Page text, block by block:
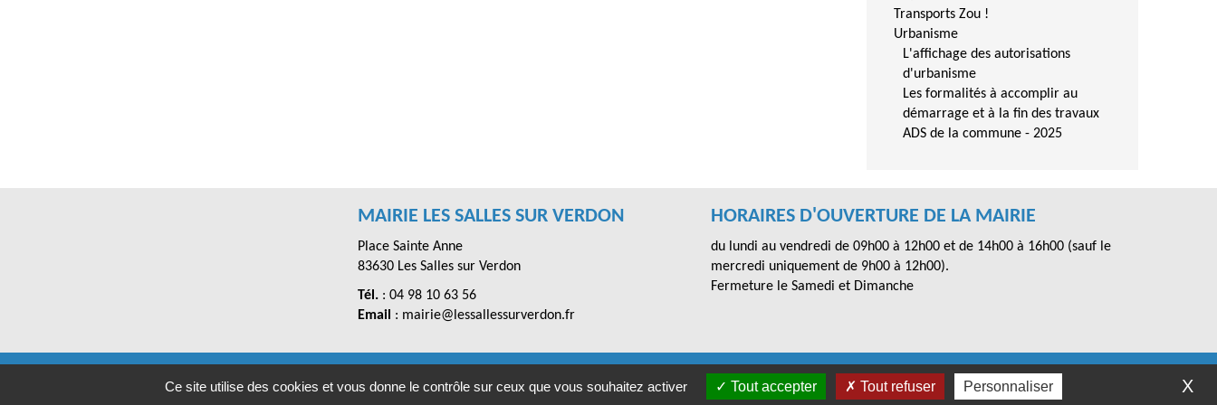
Transports Zou !
Urbanisme
L'affichage des autorisations
d'urbanisme
Les formalités à accomplir au
démarrage et à la fin des travaux
ADS de la commune - 2025
MAIRIE LES SALLES SUR VERDON
Place Sainte Anne
83630 Les Salles sur Verdon
Tél. : 04 98 10 63 56
Email : mairie@lessallessurverdon.fr
HORAIRES D'OUVERTURE DE LA MAIRIE
du lundi au vendredi de 09h00 à 12h00 et de 14h00 à 16h00 (sauf le
mercredi uniquement de 9h00 à 12h00).
Fermeture le Samedi et Dimanche
- Les Salles sur Verdon © 2020
Conception Citopia-Solution de site internet pour mairie et collectivité - WeeCity X
Ce site utilise des cookies et vous donne le contrôle sur ceux que vous souhaitez activer Tout accepter Tout refuser Personnaliser